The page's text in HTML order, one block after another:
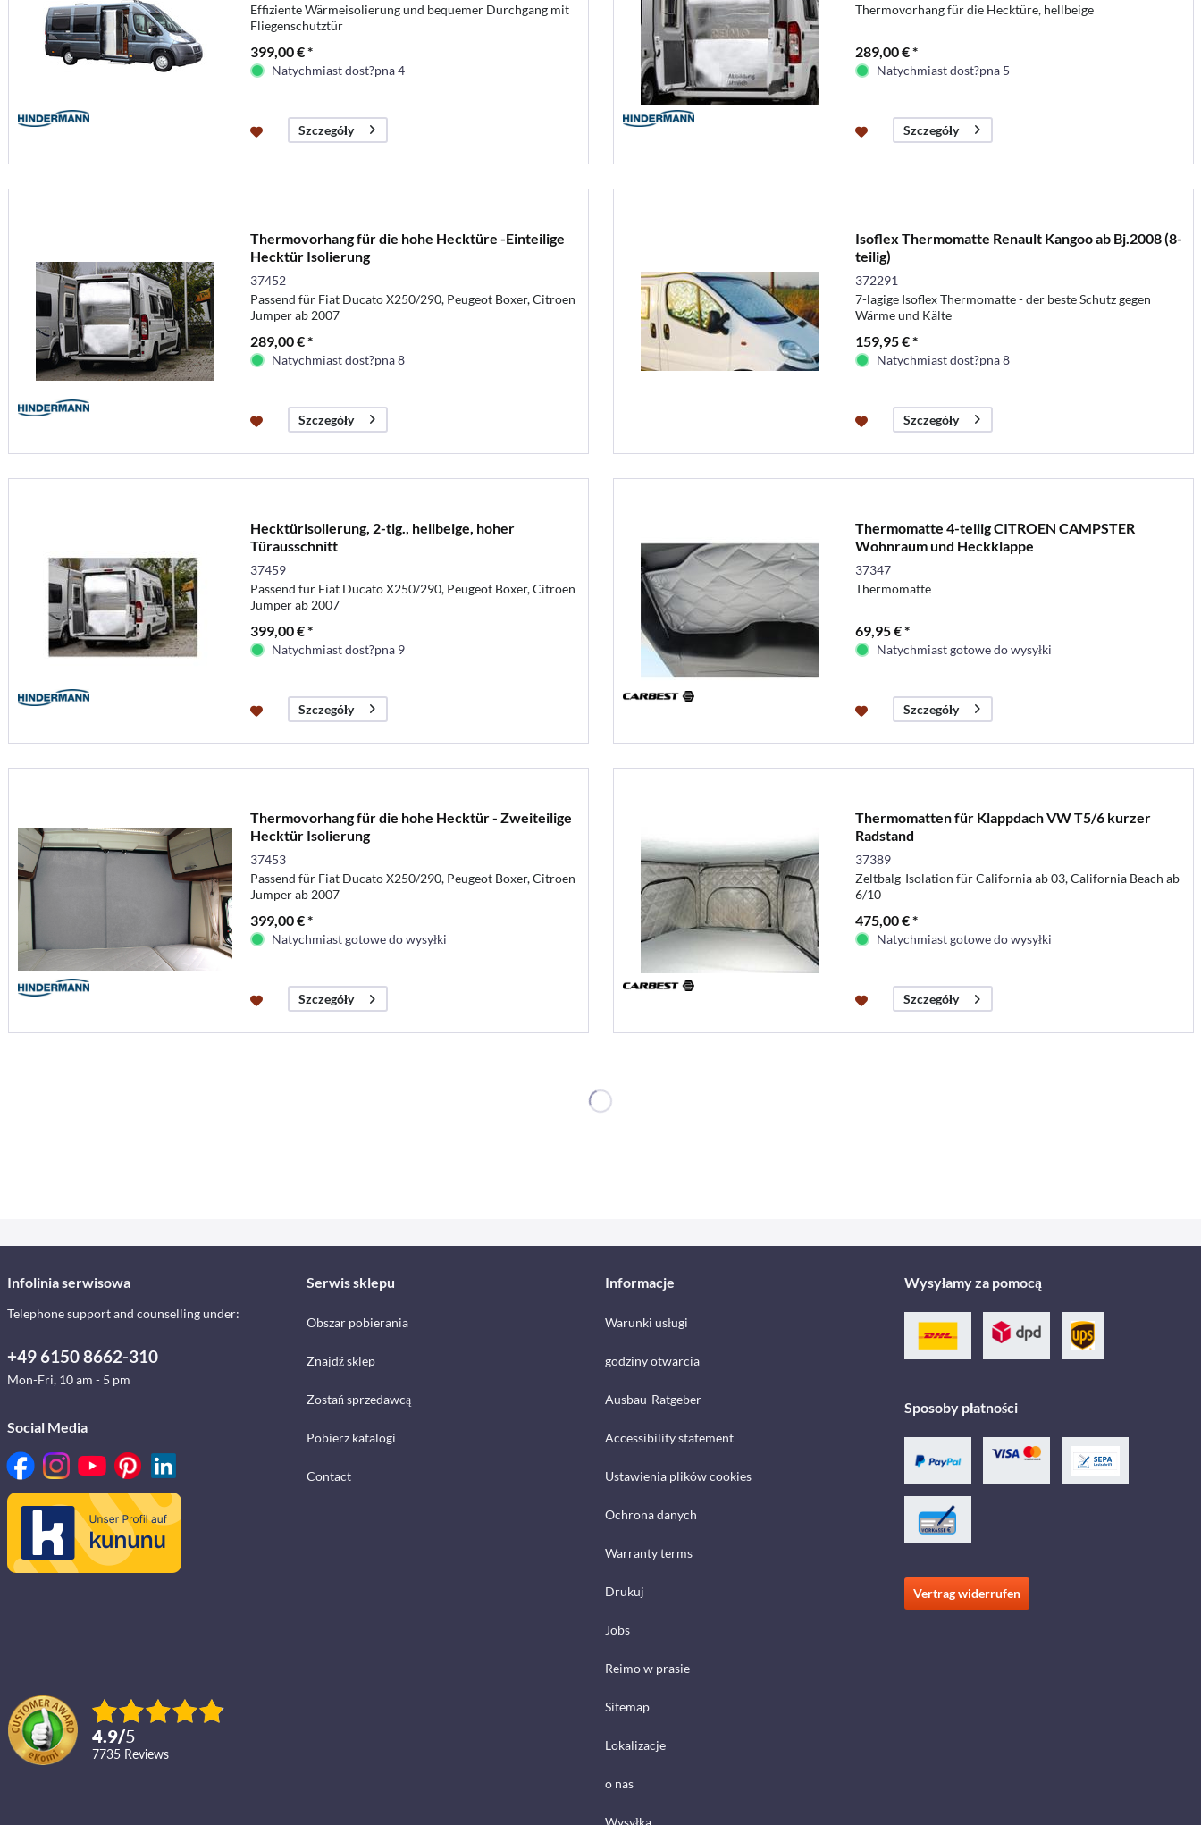
Effiziente Wärmeisolierung und bequemer Durchgang mit
Fliegenschutztür
399,00 € *
Natychmiast dost?pna 4
Szczegóły
Thermovorhang für die Hecktüre, hellbeige
289,00 € *
Natychmiast dost?pna 5
Szczegóły
Thermovorhang für die hohe Hecktüre -Einteilige
Hecktür Isolierung
37452
Passend für Fiat Ducato X250/290, Peugeot Boxer, Citroen
Jumper ab 2007
289,00 € *
Natychmiast dost?pna 8
Szczegóły
Isoflex Thermomatte Renault Kangoo ab Bj.2008 (8-
teilig)
372291
7-lagige Isoflex Thermomatte - der beste Schutz gegen
Wärme und Kälte
159,95 € *
Natychmiast dost?pna 8
Szczegóły
Hecktürisolierung, 2-tlg., hellbeige, hoher
Türausschnitt
37459
Passend für Fiat Ducato X250/290, Peugeot Boxer, Citroen
Jumper ab 2007
399,00 € *
Natychmiast dost?pna 9
Szczegóły
Thermomatte 4-teilig CITROEN CAMPSTER
Wohnraum und Heckklappe
37347
Thermomatte
69,95 € *
Natychmiast gotowe do wysyłki
Szczegóły
Thermovorhang für die hohe Hecktür - Zweiteilige
Hecktür Isolierung
37453
Passend für Fiat Ducato X250/290, Peugeot Boxer, Citroen
Jumper ab 2007
399,00 € *
Natychmiast gotowe do wysyłki
Szczegóły
Thermomatten für Klappdach VW T5/6 kurzer
Radstand
37389
Zeltbalg-Isolation für California ab 03, California Beach ab
6/10
475,00 € *
Natychmiast gotowe do wysyłki
Szczegóły
Infolinia serwisowa
Telephone support and counselling under:
+49 6150 8662-310
Mon-Fri, 10 am - 5 pm
Social Media
4.9/5
7735 reviews
Serwis sklepu
Obszar pobierania
Znajdź sklep
Zostań sprzedawcą
Pobierz katalogi
Contact
Informacje
Warunki usługi
godziny otwarcia
Ausbau-Ratgeber
Accessibility statement
Ustawienia plików cookies
Ochrona danych
Warranty terms
Drukuj
Jobs
Reimo w prasie
Sitemap
Lokalizacje
o nas
Wysyłamy za pomocą
Sposoby płatności
Vertrag widerrufen